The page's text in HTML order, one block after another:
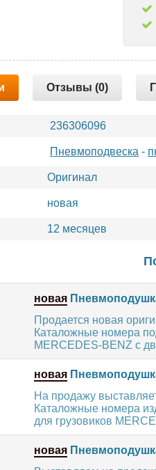
Отзывы (0)
236306096
Пневмоподвеска -
Оригинал
новая
12 месяцев
новая
Продается новая
Каталожные номера
MERCEDES-BENZ с
новая
На продажу
Каталожные номера
для грузовиков
новая